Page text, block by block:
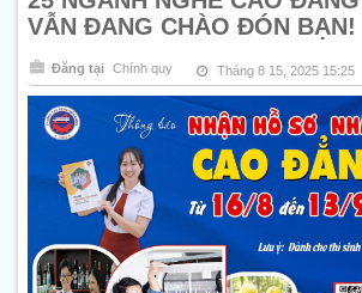
VẪN ĐANG CHÀO ĐÓN BẠN!
Đăng tại Chính quy Tháng 8 15, 2025 15:25